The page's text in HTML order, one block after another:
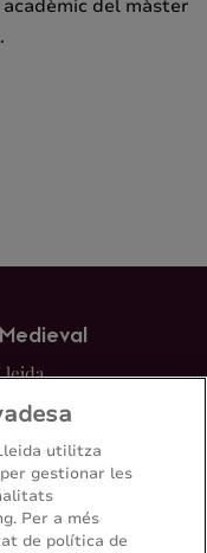
del màster
utilitza
gestionar les
Per a més
de política de